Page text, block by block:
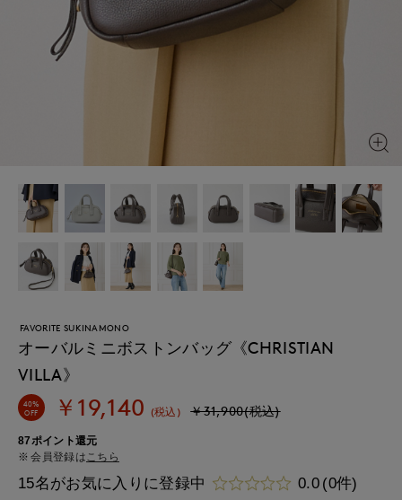
FAVORITE SUKINAMONO
オーバルミニボストンバッグ《CHRISTIAN
VILLA》
40%
OFF ￥19,140 (税込) ￥31,900(税込)
87ポイント還元
会員登録はこちら
15名がお気に入りに登録中 0.0 (0件)